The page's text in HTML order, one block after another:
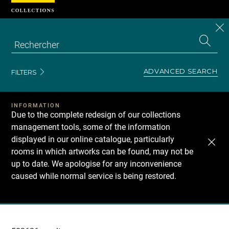
FILTERS ADVANCED SEARCH
INFORMATION
Due to the complete redesign of our collections
management tools, some of the information
displayed in our online catalogue, particularly
rooms in which artworks can be found, may not be
up to date. We apologise for any inconvenience
caused while normal service is being restored.
Recherche
Cookies management panel